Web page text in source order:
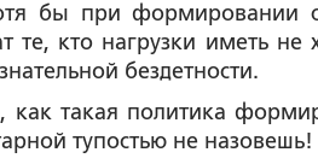
бы при формировании
кто нагрузки иметь не
бездетности.
как такая политика
тупостью не назовешь!